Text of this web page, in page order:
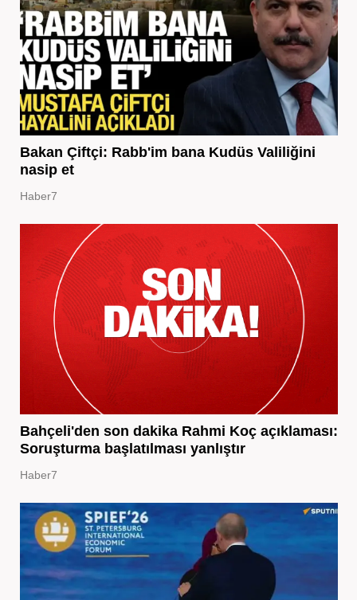
Bakan Çiftçi: Rabb'im bana Kudüs Valiliğini
nasip et
Haber7
Bahçeli'den son dakika Rahmi Koç açıklaması:
Soruşturma başlatılması yanlıştır
Haber7